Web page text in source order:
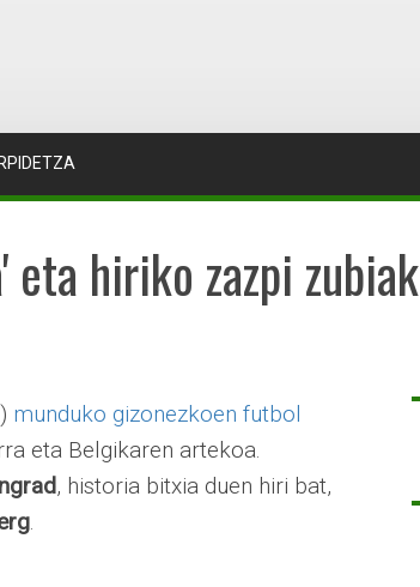
hiriko zazpi zubiak
munduko gizonezkoen futbol
eta Belgikaren artekoa.
, historia bitxia duen hiri bat,
.